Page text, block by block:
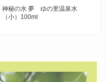
神秘の水 夢 ゆの里温泉水
（小）100ml